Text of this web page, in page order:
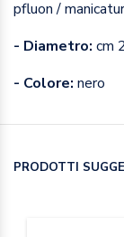
pfluon /
- Diametro: cm
- Colore: nero
PRODOTTI